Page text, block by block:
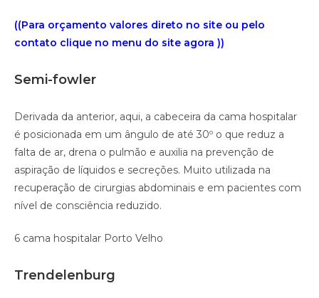
((Para orçamento valores direto no site ou pelo
contato clique no menu do site agora ))
Semi-fowler
Derivada da anterior, aqui, a cabeceira da cama hospitalar
é posicionada em um ângulo de até 30º o que reduz a
falta de ar, drena o pulmão e auxilia na prevenção de
aspiração de líquidos e secreções. Muito utilizada na
recuperação de cirurgias abdominais e em pacientes com
nível de consciência reduzido.
6 cama hospitalar Porto Velho
Trendelenburg